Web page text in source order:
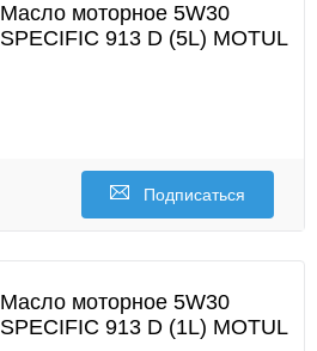
Масло моторное 5W30
SPECIFIC 913 D (5L) MOTUL
Подписаться
Масло моторное 5W30
SPECIFIC 913 D (1L) MOTUL